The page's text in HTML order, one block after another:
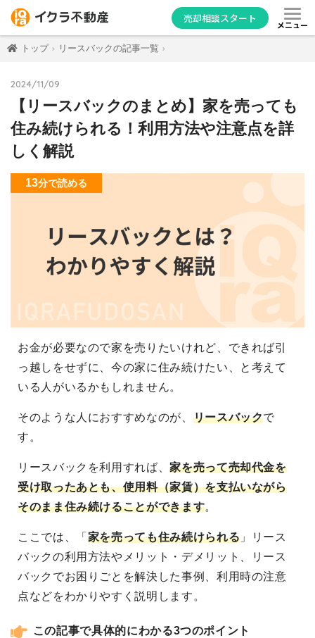
売却相談スタート
メニュー
トップ リースバックの記事一覧
2024/11/09
【リースバックのまとめ】家を売っても
住み続けられる！利用方法や注意点を詳
しく解説
13分で読める
お金が必要なので家を売りたいけれど、できれば引
っ越しをせずに、今の家に住み続けたい、と考えて
いる人がいるかもしれません。
そのような人におすすめなのが、 リースバックで
す。
リースバックを利用すれば、家を売って売却代金を
受け取ったあとも、使用料（家賃）を支払いながら
そのまま住み続けることができます。
ここでは、「 家を売っても住み続けられる 」リース
バックの利用方法やメリット・デメリット、リース
バックでお困りごとを解決した事例、利用時の注意
点などをわかりやすく説明します。
この記事で具体的にわかる3つのポイント